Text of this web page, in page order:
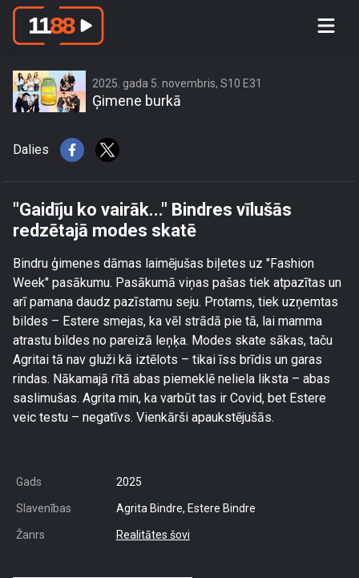
\"Gaidīju ko vairāk...\" Bindres vīlušās
2025. gada 5. novembris, S10 E31
Ģimene burkā
Dalies
"Gaidīju ko vairāk..." Bindres vīlušās
redzētajā modes skatē
Bindru ģimenes dāmas laimējušas biļetes uz "Fashion
Week" pasākumu. Pasākumā viņas pašas tiek atpazītas un
arī pamana daudz pazīstamu seju. Protams, tiek uzņemtas
bildes – Estere smejas, ka vēl strādā pie tā, lai mamma
atrastu bildes no pareizā leņķa. Modes skate sākas, taču
Agritai tā nav gluži kā iztēlots – tikai īss brīdis un garas
rindas. Nākamajā rītā abas piemeklē neliela liksta – abas
saslimušas. Agrita min, ka varbūt tas ir Covid, bet Estere
veic testu – negatīvs. Vienkārši apaukstējušās.
Gads 2025
Slavenības Agrita Bindre, Estere Bindre
Žanrs Realitātes šovi